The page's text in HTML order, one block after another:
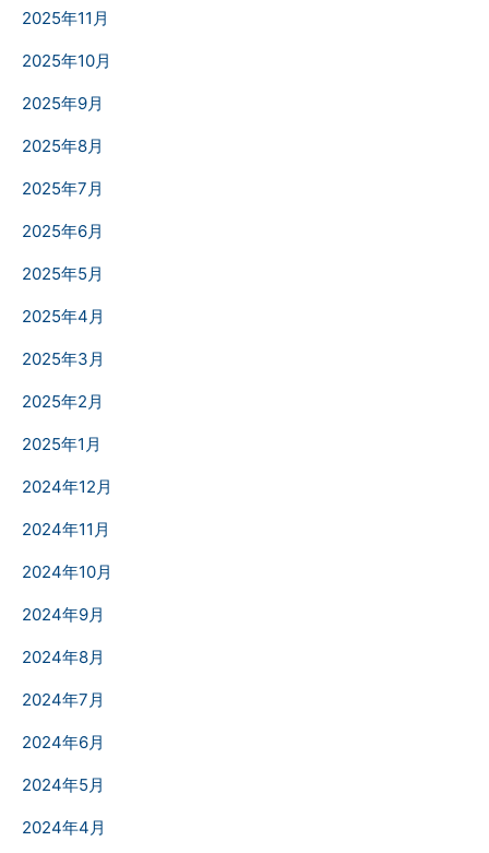
2025年11月
2025年10月
2025年9月
2025年8月
2025年7月
2025年6月
2025年5月
2025年4月
2025年3月
2025年2月
2025年1月
2024年12月
2024年11月
2024年10月
2024年9月
2024年8月
2024年7月
2024年6月
2024年5月
2024年4月